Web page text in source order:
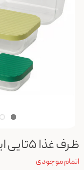
ظرف غذا ۵تایی ایکیا مدل HAVSTOBIS
اتمام موجودی